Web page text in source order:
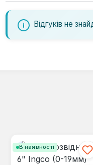
Відгуків не
В наявності